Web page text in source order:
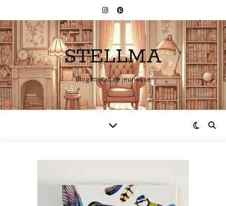
STELLMA
Blog littérature jeunesse